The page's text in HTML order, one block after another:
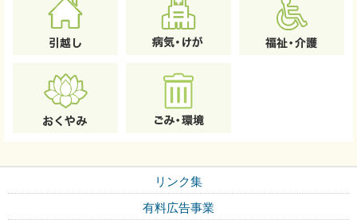
リンク集
有料広告事業